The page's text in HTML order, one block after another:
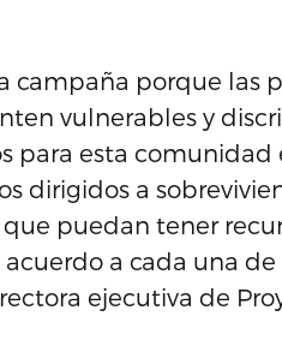
campaña porque las
vulnerables y
para esta
dirigidos a
puedan tener
a cada una de
ejecutiva de